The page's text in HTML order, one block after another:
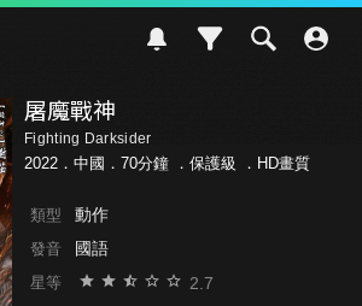
屠魔戰神
Fighting Darksider
2022．中國．70分鐘 ． 保護級 ．HD畫質
類型 動作
發音 國語
星等 2.7